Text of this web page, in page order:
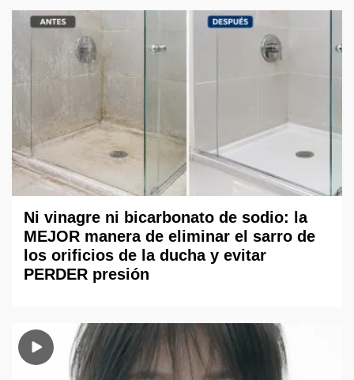
Ni vinagre ni bicarbonato de sodio: la
MEJOR manera de eliminar el sarro de
los orificios de la ducha y evitar
PERDER presión